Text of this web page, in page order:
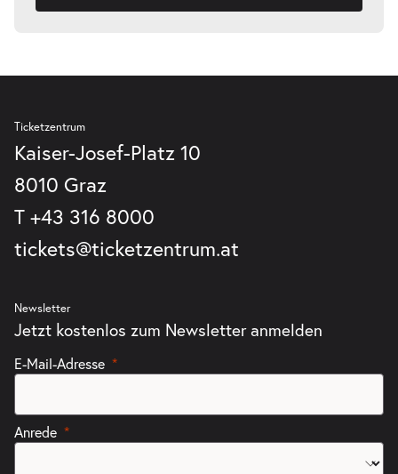
Ticketzentrum
Kaiser-Josef-Platz 10
8010 Graz
T +43 316 8000
tickets@ticketzentrum.at
Newsletter
Jetzt kostenlos zum Newsletter anmelden
E-Mail-Adresse
Anrede